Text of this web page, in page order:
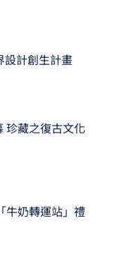
設計創生計畫
珍藏之復古文化
牛奶轉運站」禮